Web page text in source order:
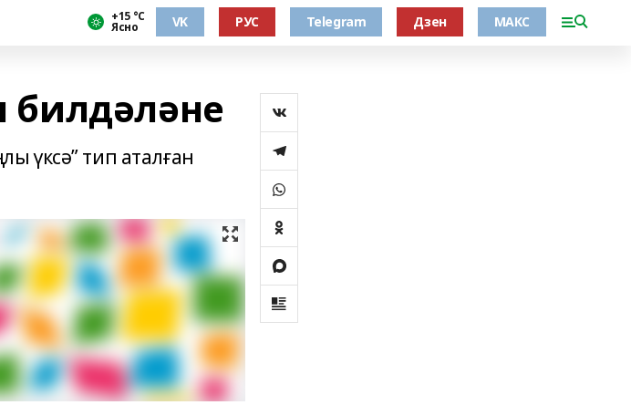
+15 °С
Ясно VK РУС Telegram Дзен МАКС
билдәләне
үксә” тип аталған